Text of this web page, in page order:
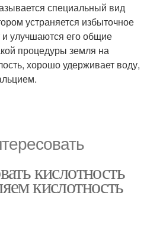
специальный вид
устраняется избыточное
улучшаются его общие
процедуры земля на
хорошо удерживает воду,
кислотность
кислотность